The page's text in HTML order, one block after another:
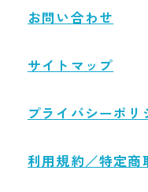
お問い合わせ
サイトマップ
プライバシーポリ
利用規約／特定商